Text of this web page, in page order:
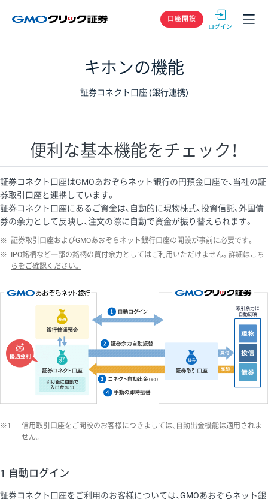
GMOクリック
口座開設
キホンの機能
証券コネクト口座 (銀行連携)
便利な基本機能をチェック！
証券コネクト口座はGMOあおぞらネット銀行の円預金口座で、当社の証
券取引口座と連携しています。
証券コネクト口座にあるご資金は、自動的に現物株式、投資信託、外国債
券の余力として反映し、注文の際に自動で資金が振り替えられます。
※ 証券取引口座およびGMOあおぞらネット銀行口座の開設が事前に必要です。
※ IPO銘柄など一部の銘柄の買付余力としてはご利用いただけません。 詳細はこち
らをご確認ください。
※1
信用取引口座をご開設のお客様につきましては、自動出金機能は適用されま
せん。
1 自動ログイン
証券コネクト口座をご利用のお客様については、GMOあおぞらネット銀